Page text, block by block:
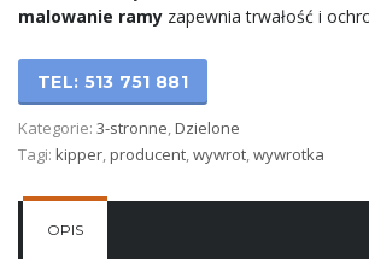
malowanie ramy zapewnia trwałość i
TEL: 513 751 881
Kategorie: 3-stronne,Dzielone
Tagi: kipper,producent,wywrot,wywrotka
OPIS